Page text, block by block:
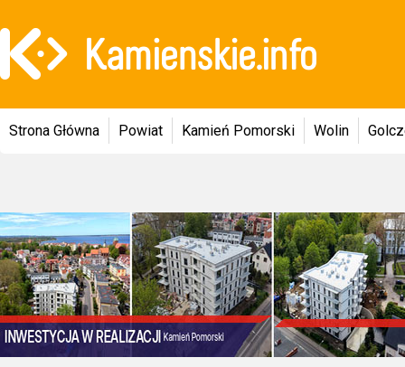
Strona Główna Powiat Kamień Pomorski Wolin